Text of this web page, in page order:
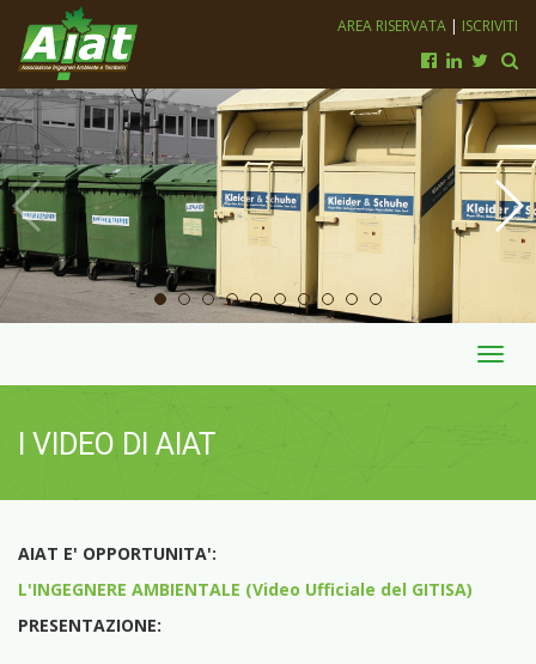
AREA RISERVATA | ISCRIVITI
I VIDEO DI AIAT
AIAT E' OPPORTUNITA':
L'INGEGNERE AMBIENTALE (Video Ufficiale del GITISA)
PRESENTAZIONE: